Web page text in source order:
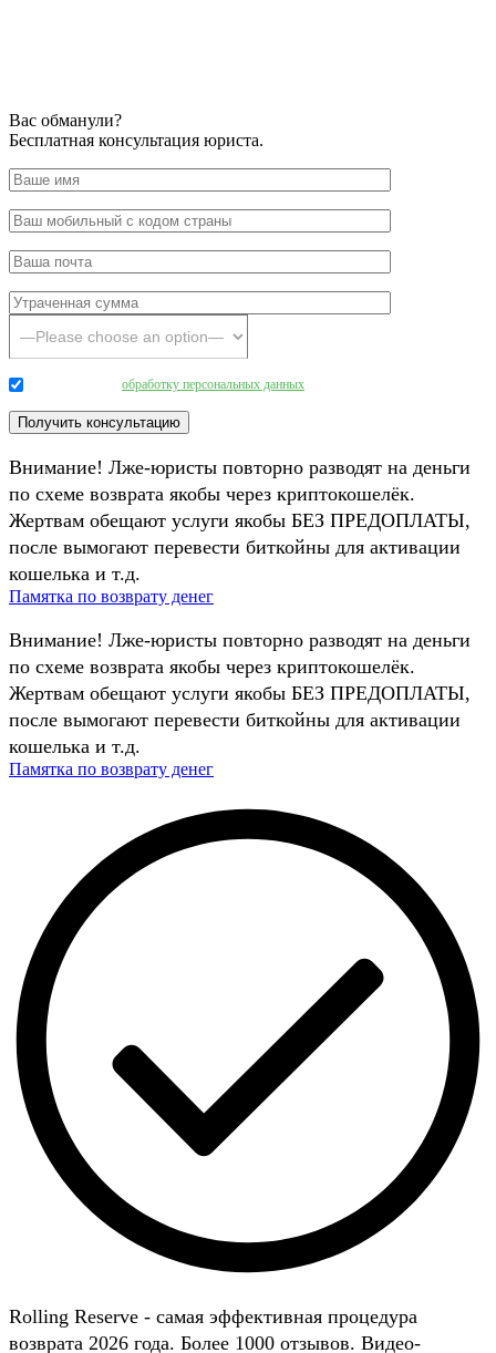
Вас обманули?
Бесплатная консультация юриста.
обработку персональных данных
Внимание! Лже-юристы повторно разводят на деньги
по схеме возврата якобы через криптокошелёк.
Жертвам обещают услуги якобы БЕЗ ПРЕДОПЛАТЫ,
после вымогают перевести биткойны для активации
кошелька и т.д.
Памятка по возврату денег
Внимание! Лже-юристы повторно разводят на деньги
по схеме возврата якобы через криптокошелёк.
Жертвам обещают услуги якобы БЕЗ ПРЕДОПЛАТЫ,
после вымогают перевести биткойны для активации
кошелька и т.д.
Памятка по возврату денег
Rolling Reserve - самая эффективная процедура
возврата 2026 года. Более 1000 отзывов. Видео-